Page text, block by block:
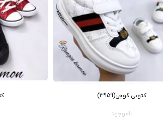
کتونی گوچی(3959)
ناموجود